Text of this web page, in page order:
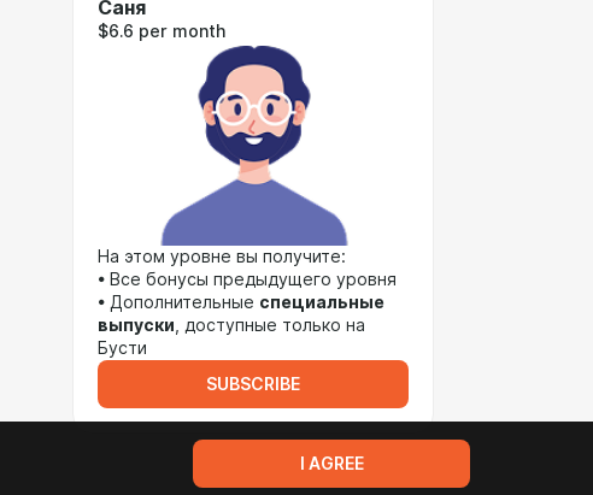
Саня
$6.6 per month
На этом уровне вы получите:
• Все бонусы предыдущего уровня
• Дополнительные специальные
выпуски , доступные только на
Бусти
SUBSCRIBE
I AGREE